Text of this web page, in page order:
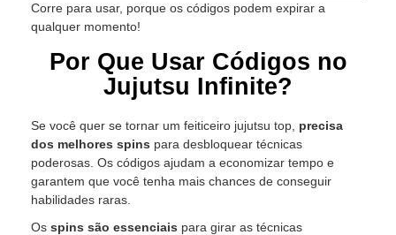
Corre para usar, porque os códigos podem expirar a
qualquer momento!
Por Que Usar Códigos no
Jujutsu Infinite?
Se você quer se tornar um feiticeiro jujutsu top, precisa
dos melhores spins para desbloquear técnicas
poderosas. Os códigos ajudam a economizar tempo e
garantem que você tenha mais chances de conseguir
habilidades raras.
Os spins são essenciais para girar as técnicas